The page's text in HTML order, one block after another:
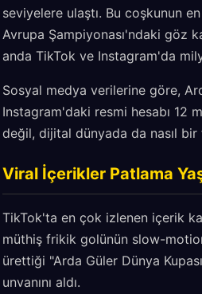
seviyelere ulaştı. Bu coşkunun
Avrupa Şampiyonası'ndaki göz
anda TikTok ve Instagram'da
Sosyal medya verilerine göre,
Instagram'daki resmi hesabı 12
değil, dijital dünyada da nasıl
Viral İçerikler Patlama
TikTok'ta en çok izlenen içerik
müthiş frikik golünün slow-
ürettiği "Arda Güler Dünya
unvanını aldı.